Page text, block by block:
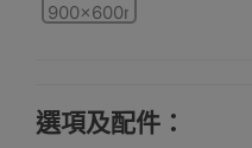
900x600mm
選項及配件：